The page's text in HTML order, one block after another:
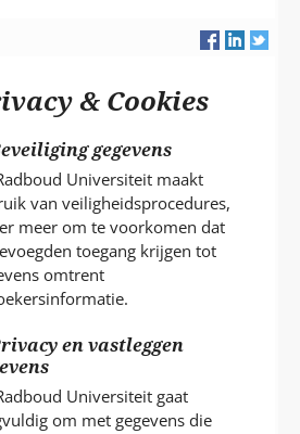
& Cookies
gegevens
Universiteit maakt
van veiligheidsprocedures,
meer om te voorkomen dat
toegang krijgen tot
omtrent
en vastleggen
Universiteit gaat
om met gegevens die